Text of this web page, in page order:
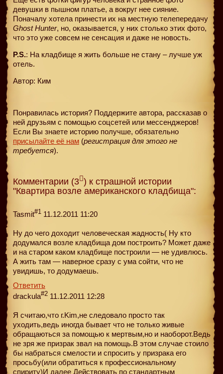
девушки в пышном платье, а вокруг нее сияние.
Поначалу хотела принести их на местную телепередачу
Ghost Hunter, но, оказывается, у них столько этих фото,
что это уже совсем не сенсация и даже не новость.
P.S.: На кладбище я жить больше не стану – лучше уж
отель.
Автор: Ким
Понравилась история? Поддержите автора, рассказав о
ней друзьям с помощью соцсетей или мессенджеров!
Если Вы знаете историю получше, обязательно
присылайте её нам (регистрация для этого не
требуется).
Комментарии (3 ) к страшной истории
"Квартира возле американского кладбища":
Tasmit#1 11.12.2011 11:20
Ну до чего доходит человеческая жадность( Ну кто
додумался возле кладбища дом построить? Может даже
и на старом каком кладбище построили — не удивлюсь.
А жить там — наверное сразу с ума сойти, что не
увидишь, то додумаешь.
Ответить
drackula#2 11.12.2011 12:28
Я считаю,что г.Kim,не следовало просто так
уходить,ведь иногда бывает что не только живые
обращаються за помощью к мертвым,но и наоборот.Ведь
не зря же призрак звал на помощь.В этом случае стоило
бы набраться смелости и спросить у призрака его
просьбу(или обратиться к профессиональному
спириту)И далее Действовать по стандартным